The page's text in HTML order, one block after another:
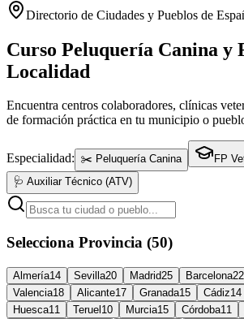
Directorio de Ciudades y Pueblos de
Curso Peluquería Canina y
Localidad
Encuentra centros colaboradores, clínicas
de formación práctica en tu municipio o
Especialidad: ✂️ Peluquería Canina
FP
🩺 Auxiliar Técnico (ATV)
Selecciona Provincia (50)
Almería14 Sevilla20 Madrid25 Barcelona22
Valencia18 Alicante17 Granada15 Cádiz14
Huesca11 Teruel 10 Murcia15 Córdoba11